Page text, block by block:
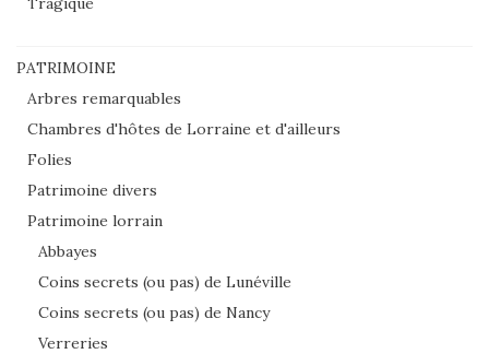
PATRIMOINE
Arbres remarquables
Chambres d'hôtes de Lorraine et d'ailleurs
Folies
Patrimoine divers
Patrimoine lorrain
Abbayes
Coins secrets (ou pas) de Lunéville
Coins secrets (ou pas) de Nancy
Verreries